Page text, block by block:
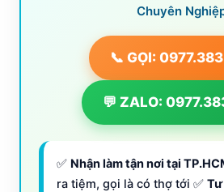
Chuyên
📞 GỌI:
💬 ZALO:
✅ Nhận làm tận nơi tại
ra tiệm, gọi là có thợ tới ✅ Tư